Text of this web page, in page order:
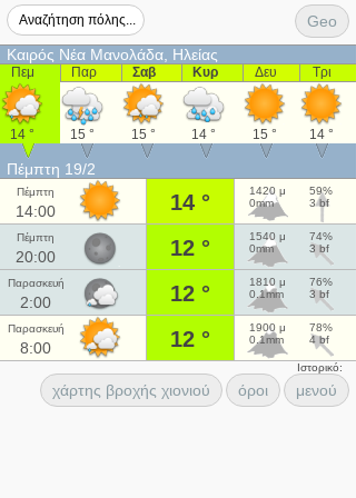
Geo
Καιρός Νέα Μανολάδα, Ηλείας
Πεμ
14 °
Παρ
15 °
Σαβ
15 °
Κυρ
14 °
Δευ
15 °
Τρι
14 °
Πέμπτη 19/2
Πέμπτη
14:00 14 °
1420 μ
0mm
59%
3 bf
Πέμπτη
20:00 12 °
1540 μ
0mm
74%
3 bf
Παρασκευή
2:00 12 °
1810 μ
0.1mm
76%
3 bf
Παρασκευή
8:00 12 °
1900 μ
0.1mm
78%
4 bf
Ιστορικό:
χάρτης βροχής χιονιού όροι μενού